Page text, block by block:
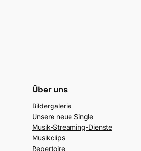
Über uns
Bildergalerie
Unsere neue Single
Musik-Streaming-Dienste
Musikclips
Repertoire